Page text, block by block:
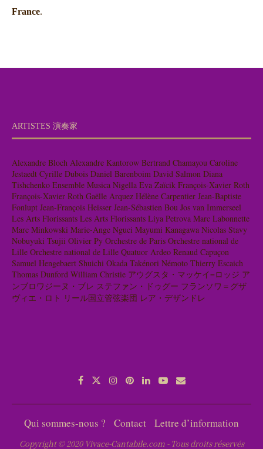
France.
ARTISTES 演奏家
Alexandre Bloch Alexandre Kantorow Bertrand Chamayou Caroline
Jestaedt Cyrille Dubois Daniel Barenboim David Salmon Diana
Tishchenko Ensemble Musica Nigella Eva Zaïcik François-Xavier Roth
François-Xavier Roth Gaëlle Arquez Hélène Carpentier Jean-Baptiste
Fonlupt Jean-François Heisser Jean-Sébastien Bou Jos van Immerseel
Les Arts Florissants Les Arts Florissants Liya Petrova Marc Labonnette
Marc Minkowski Marie-Ange Nguci Mayumi Kanagawa Nicolas Stavy
Nobuyuki Tsujii Olivier Py Orchestre de Paris Orchestre national de
Lille Orchestre national de Lille Quatuor Ardeo Renaud Capuçon
Samuel Hengebaert Shuichi Okada Takénori Némoto Thierry Escaich
Thomas Dunford William Christie アウグスタ・マッケイ=ロッジ ア
ンブロワジーヌ・ブレ ステファン・ドゥグー フランソワ＝グザ
ヴィエ・ロト リール国立管弦楽団 レア・デザンドレ
Qui sommes-nous ? Contact Lettre d’information
Copyright © 2020 Vivace-Cantabile.com - Tous droits réservés